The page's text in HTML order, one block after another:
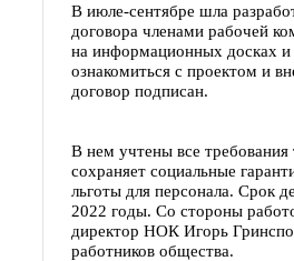
В июле-сентябре шла
договора членами рабочей
на информационных досках
ознакомиться с проектом и
договор подписан.
В нем учтены все требования
сохраняет социальные
льготы для персонала. Срок
2022 годы. Со стороны
директор НОК Игорь
работников общества.